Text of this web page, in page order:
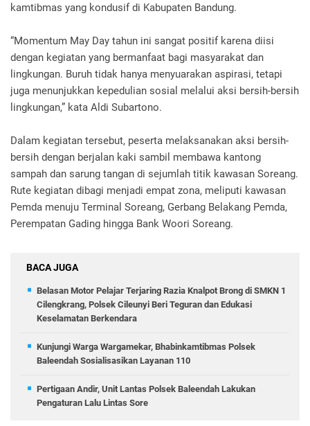
kamtibmas yang kondusif di Kabupaten Bandung.
“Momentum May Day tahun ini sangat positif karena diisi
dengan kegiatan yang bermanfaat bagi masyarakat dan
lingkungan. Buruh tidak hanya menyuarakan aspirasi, tetapi
juga menunjukkan kepedulian sosial melalui aksi bersih-bersih
lingkungan,” kata Aldi Subartono.
Dalam kegiatan tersebut, peserta melaksanakan aksi bersih-
bersih dengan berjalan kaki sambil membawa kantong
sampah dan sarung tangan di sejumlah titik kawasan Soreang.
Rute kegiatan dibagi menjadi empat zona, meliputi kawasan
Pemda menuju Terminal Soreang, Gerbang Belakang Pemda,
Perempatan Gading hingga Bank Woori Soreang.
BACA JUGA
Belasan Motor Pelajar Terjaring Razia Knalpot Brong di SMKN 1
Cilengkrang, Polsek Cileunyi Beri Teguran dan Edukasi
Keselamatan Berkendara
Kunjungi Warga Wargamekar, Bhabinkamtibmas Polsek
Baleendah Sosialisasikan Layanan 110
Pertigaan Andir, Unit Lantas Polsek Baleendah Lakukan
Pengaturan Lalu Lintas Sore